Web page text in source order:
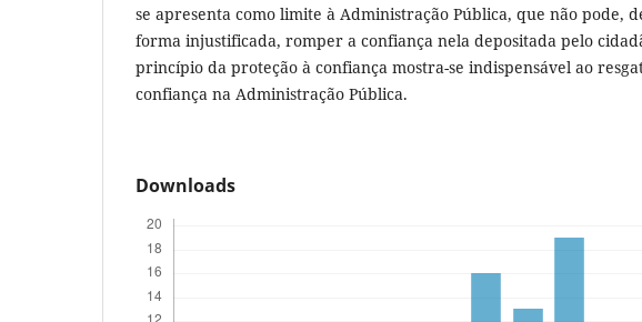
se apresenta como limite à Administração Pública, que não pode,
forma injustificada, romper a confiança nela depositada pelo
princípio da proteção à confiança mostra-se indispensável ao
confiança na Administração Pública.
Downloads